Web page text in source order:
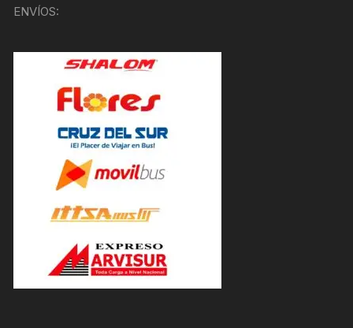
ENVÍOS: